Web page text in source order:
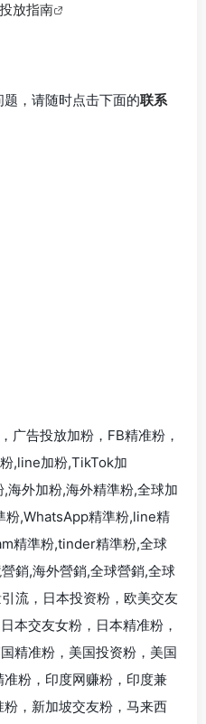
放指南
，请随时点击下面的联系
广告投放加粉，FB精准粉，
,line加粉,TikTok加
外加粉,海外精準粉,全球加
粉,WhatsApp精準粉,line精
精準粉,tinder精準粉,全球
銷,海外營銷,全球營銷,全球
流，日本投资粉，欧美交友
本交友女粉，日本精准粉，
精准粉，美国投资粉，美国
粉，印度网赚粉，印度兼
，新加坡交友粉，马来西